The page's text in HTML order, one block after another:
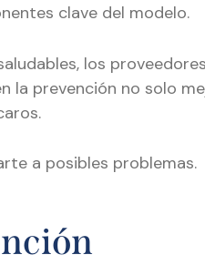
clave del modelo.
los
prevención no solo
a posibles problemas.